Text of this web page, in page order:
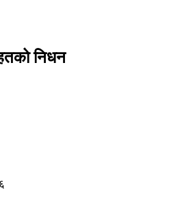
निधन